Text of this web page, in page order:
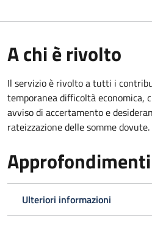
A chi è rivolto
Il servizio è rivolto a tutti i
temporanea difficoltà economica,
avviso di accertamento e
rateizzazione delle somme dovute.
Approfondimenti
Ulteriori informazioni